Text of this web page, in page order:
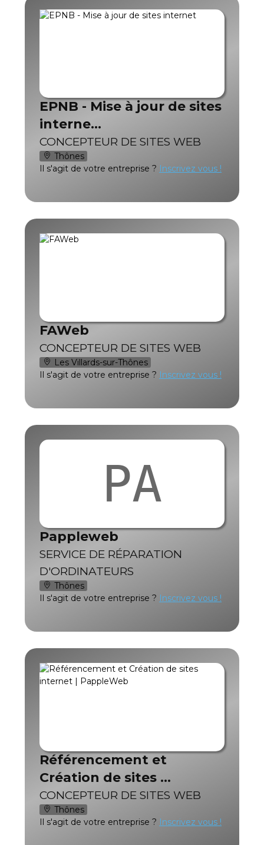
EPNB - Mise à jour de sites
interne…
CONCEPTEUR DE SITES WEB
Thônes
Il s'agit de votre entreprise ? Inscrivez vous !
FAWeb
CONCEPTEUR DE SITES WEB
Les Villards-sur-Thônes
Il s'agit de votre entreprise ? Inscrivez vous !
PA
Pappleweb
SERVICE DE RÉPARATION
D'ORDINATEURS
Thônes
Il s'agit de votre entreprise ? Inscrivez vous !
Référencement et
Création de sites …
CONCEPTEUR DE SITES WEB
Thônes
Il s'agit de votre entreprise ? Inscrivez vous !